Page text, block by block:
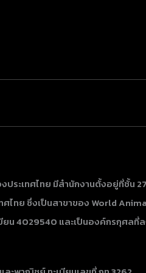
ระเทศไทย มีสำนักงานตั้งอยู่ที่ชั้น
ศไทย​​​​​​​ ซึ่งเป็นสาขาของ World
น 4029540 และเป็นองค์กรกุศลที่